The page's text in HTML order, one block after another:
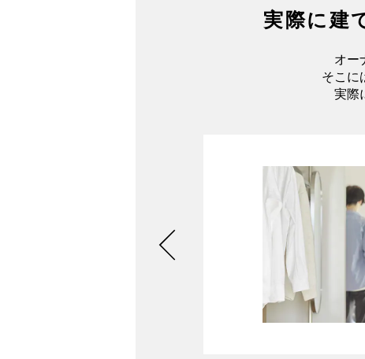
実際に建
オー
そこに
実際